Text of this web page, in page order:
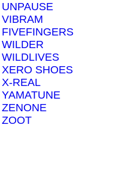
UNPAUSE
VIBRAM
FIVEFINGERS
WILDER
WILDLIVES
XERO SHOES
X-REAL
YAMATUNE
ZENONE
ZOOT